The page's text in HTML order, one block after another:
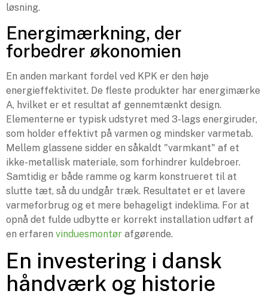
løsning.
Energimærkning, der
forbedrer økonomien
En anden markant fordel ved KPK er den høje
energieffektivitet. De fleste produkter har energimærke
A, hvilket er et resultat af gennemtænkt design.
Elementerne er typisk udstyret med 3-lags energiruder,
som holder effektivt på varmen og mindsker varmetab.
Mellem glassene sidder en såkaldt "varmkant" af et
ikke-metallisk materiale, som forhindrer kuldebroer.
Samtidig er både ramme og karm konstrueret til at
slutte tæt, så du undgår træk. Resultatet er et lavere
varmeforbrug og et mere behageligt indeklima. For at
opnå det fulde udbytte er korrekt installation udført af
en erfaren vinduesmontør afgørende.
En investering i dansk
håndværk og historie